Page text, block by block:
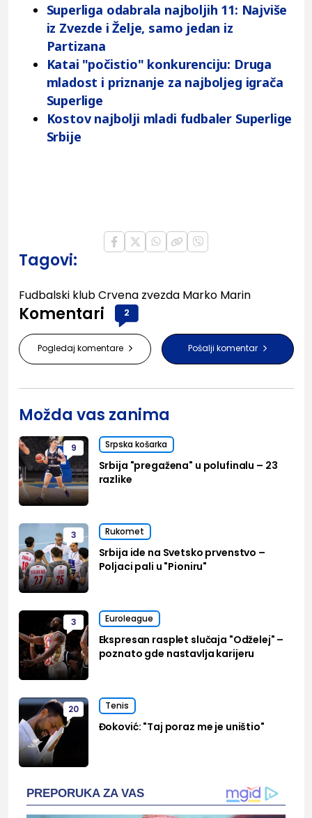
Superliga odabrala najboljih 11: Najviše
iz Zvezde i Želje, samo jedan iz
Partizana
Katai "počistio" konkurenciju: Druga
mladost i priznanje za najboljeg igrača
Superlige
Kostov najbolji mladi fudbaler Superlige
Srbije
Tagovi:
Fudbalski klub Crvena zvezda Marko Marin
Komentari 2
Pogledaj komentare Pošalji komentar
Možda vas zanima
9 Srpska košarka
Srbija "pregažena" u polufinalu – 23
razlike
3 Rukomet
Srbija ide na Svetsko prvenstvo –
Poljaci pali u "Pioniru"
3 Euroleague
Ekspresan rasplet slučaja "Odželej" –
poznato gde nastavlja karijeru
20 Tenis
Đoković: "Taj poraz me je uništio"
PREPORUKA ZA VAS